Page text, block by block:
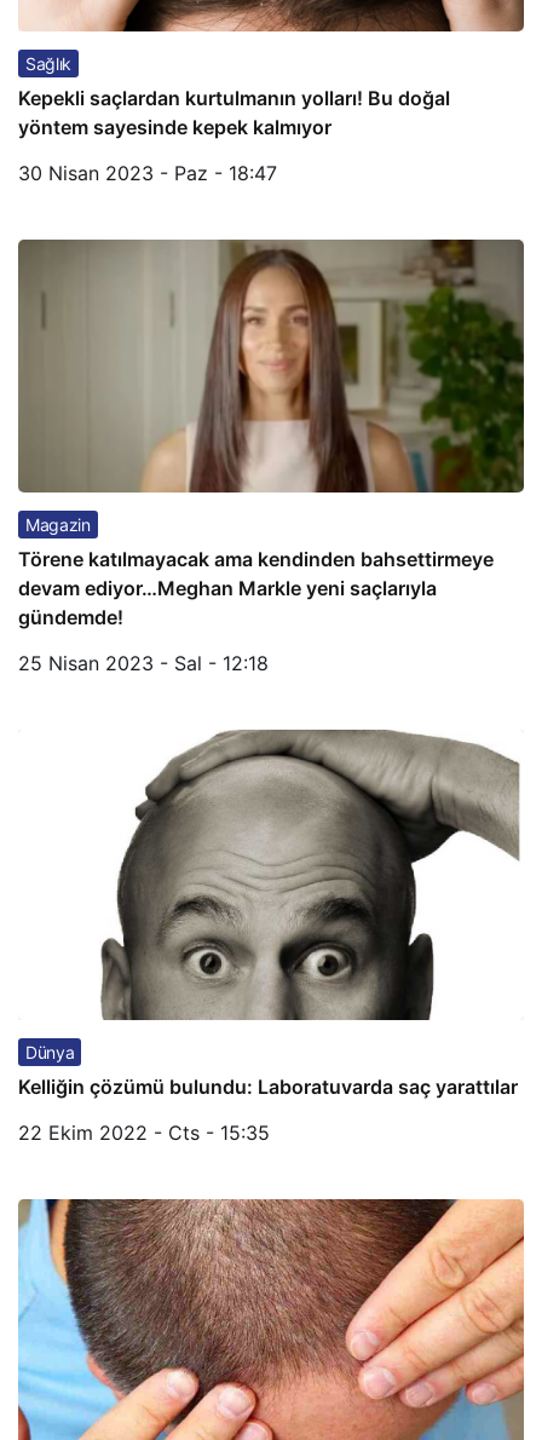
Sağlık
Kepekli saçlardan kurtulmanın yolları! Bu doğal
yöntem sayesinde kepek kalmıyor
30 Nisan 2023 - Paz - 18:47
Magazin
Törene katılmayacak ama kendinden bahsettirmeye
devam ediyor…Meghan Markle yeni saçlarıyla
gündemde!
25 Nisan 2023 - Sal - 12:18
Dünya
Kelliğin çözümü bulundu: Laboratuvarda saç yarattılar
22 Ekim 2022 - Cts - 15:35